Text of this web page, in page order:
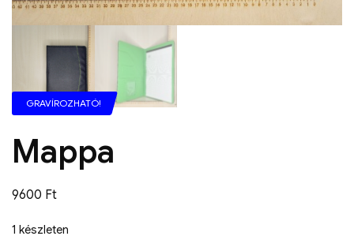
GRAVÍROZHATÓ!
Mappa
9600 Ft
1 készleten